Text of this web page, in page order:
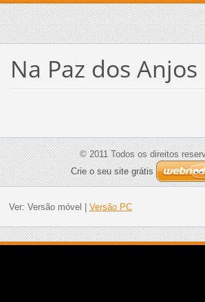
Na Paz dos Anjos
© 2011 Todos os direitos
Crie o seu site grátis
Ver: Versão móvel Versão PC